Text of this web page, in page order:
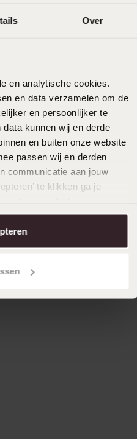
Over
en analytische cookies.
en data verzamelen om de
en persoonlijker te
kunnen wij en derde
en buiten onze website
passen wij en derden
communicatie aan jouw
te klikken ga je
in onscookiebeleid.
licht roze zirkonia
Personaliseer